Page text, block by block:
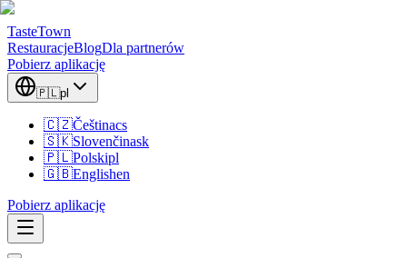
TasteTown
RestauracjeBlogDla partnerów
Pobierz aplikację
🇵🇱pl
🇨🇿Češtinacs
🇸🇰Slovenčinask
🇵🇱Polskipl
🇬🇧Englishen
Pobierz aplikację